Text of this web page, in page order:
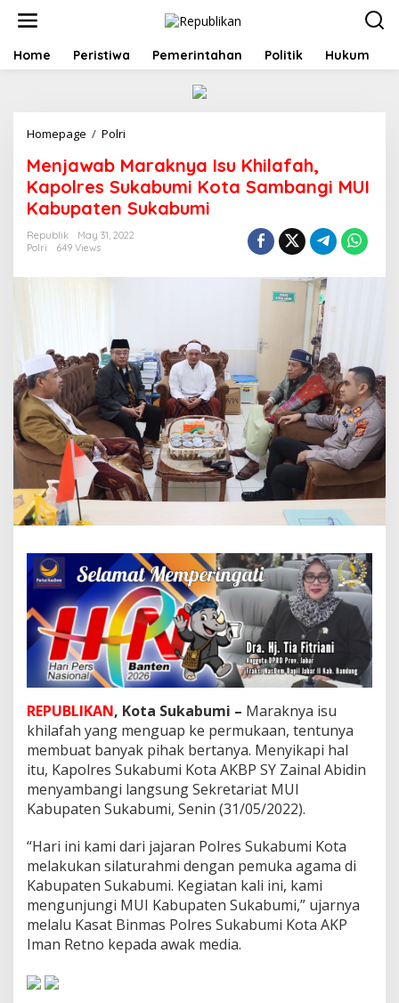
t
Home Peristiwa Pemerintahan Politik Hukum
Homepage / Polri
n
j
a
w
a
a
n
y
a
I
s
u
K
h
i
l
a
h
K
a
p
o
l
r
e
S
u
a
b
u
m
K
o
t
a
S
a
m
b
Menjawab Maraknya Isu Khilafah,
Kapolres Sukabumi Kota Sambangi MUI
Kabupaten Sukabumi
Republik
May 31, 2022
Polri
649 Views
REPUBLIKAN, Kota Sukabumi – Maraknya isu
khilafah yang menguap ke permukaan, tentunya
membuat banyak pihak bertanya. Menyikapi hal
itu, Kapolres Sukabumi Kota AKBP SY Zainal Abidin
menyambangi langsung Sekretariat MUI
Kabupaten Sukabumi, Senin (31/05/2022).
“Hari ini kami dari jajaran Polres Sukabumi Kota
melakukan silaturahmi dengan pemuka agama di
Kabupaten Sukabumi. Kegiatan kali ini, kami
mengunjungi MUI Kabupaten Sukabumi,” ujarnya
melalu Kasat Binmas Polres Sukabumi Kota AKP
Iman Retno kepada awak media.